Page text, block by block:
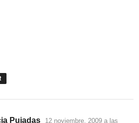
Pujadas dice:
12 noviembre, 2009 a las